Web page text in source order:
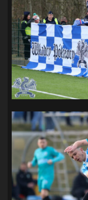
SANDRA SPA POGOŃ
SPARING(110) SPR
SPÓJNIA STARGARD(35)
SUPERLIGA KOBIET(58)
TAURON LIGA KOBIET(106)
WYGRANA (43)
ŚWIT SKOLWIN(111)
STAT4U